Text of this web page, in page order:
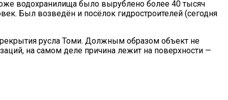
водохранилища было вырублено более 40 тысяч
Был возведён и посёлок гидростроителей (сегодня
русла Томи. Должным образом объект не
на самом деле причина лежит на поверхности —